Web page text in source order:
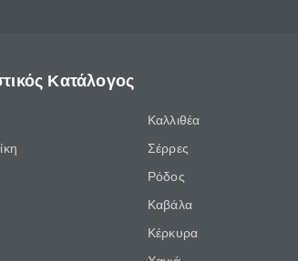
Κατάλογος
Καλλιθέα
Σέρρες
Ρόδος
Καβάλα
Κέρκυρα